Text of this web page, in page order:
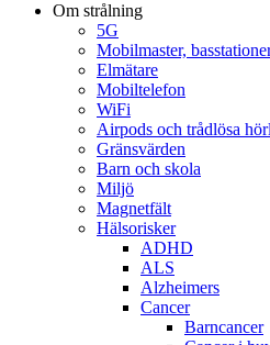
Om strålning
5G
Mobilmaster,
Elmätare
Mobiltelefon
WiFi
Airpods och trådlösa
Gränsvärden
Barn och skola
Miljö
Magnetfält
Hälsorisker
ADHD
ALS
Alzheimers
Cancer
Barncancer